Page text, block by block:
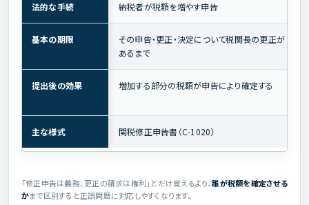
法的な手続 納税者が税額を増やす申告
基本の期限
その申告・更正・決定について税関長の更正が
あるまで
提出後の効果 増加する部分の税額が申告により確定する
主な様式 関税修正申告書（C-1020）
「修正申告は義務、更正の請求は権利」とだけ覚えるより、誰が税額を確定させる
かまで区別すると正誤問題に対応しやすくなります。